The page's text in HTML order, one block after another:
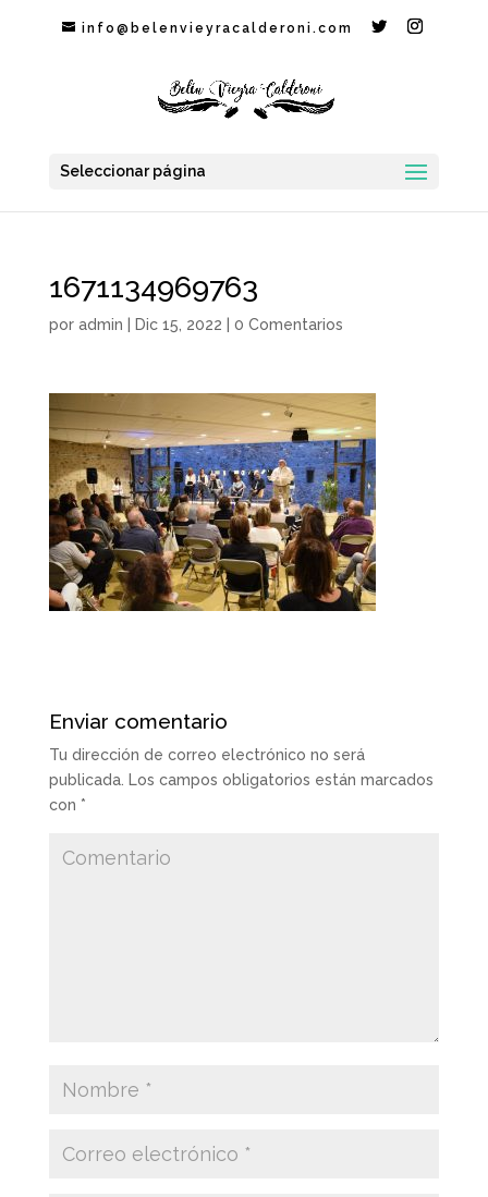
info@belenvieyracalderoni.com
Seleccionar página
1671134969763
por admin Dic 15, 2022 0 Comentarios
Enviar comentario
Tu dirección de correo electrónico no será
publicada. Los campos obligatorios están marcados
con *